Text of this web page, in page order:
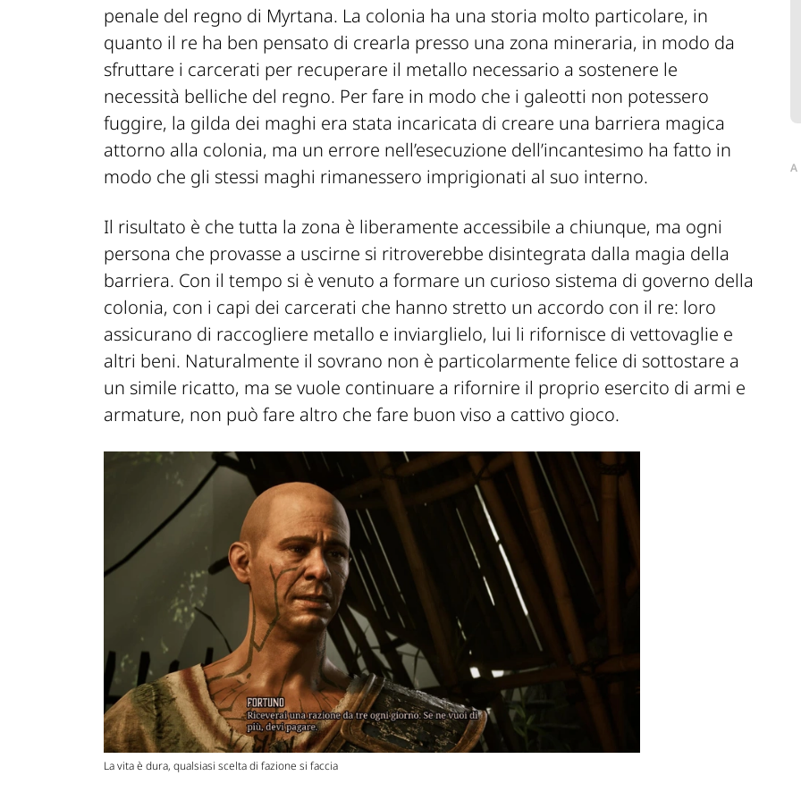
penale del regno di Myrtana. La colonia ha una storia molto particolare, in
quanto il re ha ben pensato di crearla presso una zona mineraria, in modo da
sfruttare i carcerati per recuperare il metallo necessario a sostenere le
necessità belliche del regno. Per fare in modo che i galeotti non potessero
fuggire, la gilda dei maghi era stata incaricata di creare una barriera magica
attorno alla colonia, ma un errore nell’esecuzione dell’incantesimo ha fatto in
modo che gli stessi maghi rimanessero imprigionati al suo interno.
Il risultato è che tutta la zona è liberamente accessibile a chiunque, ma ogni
persona che provasse a uscirne si ritroverebbe disintegrata dalla magia della
barriera. Con il tempo si è venuto a formare un curioso sistema di governo della
colonia, con i capi dei carcerati che hanno stretto un accordo con il re: loro
assicurano di raccogliere metallo e inviarglielo, lui li rifornisce di vettovaglie e
altri beni. Naturalmente il sovrano non è particolarmente felice di sottostare a
un simile ricatto, ma se vuole continuare a rifornire il proprio esercito di armi e
armature, non può fare altro che fare buon viso a cattivo gioco.
La vita è dura, qualsiasi scelta di fazione si faccia